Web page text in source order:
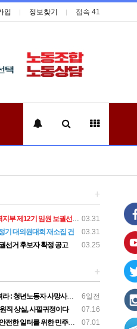
입 정보찾기 접속 41
+
03.31
기 임원 보궐선거결과 공고
03.31
기 대의원대회 재소집 건
03.25
선거 후보자 확정 공고
+
6일전
한 진상규명과 재발방지 대책 마련하라
07.16
직 상실, 사필귀정이다
07.01
원지역본부 폭염감시단 선포 기자회견